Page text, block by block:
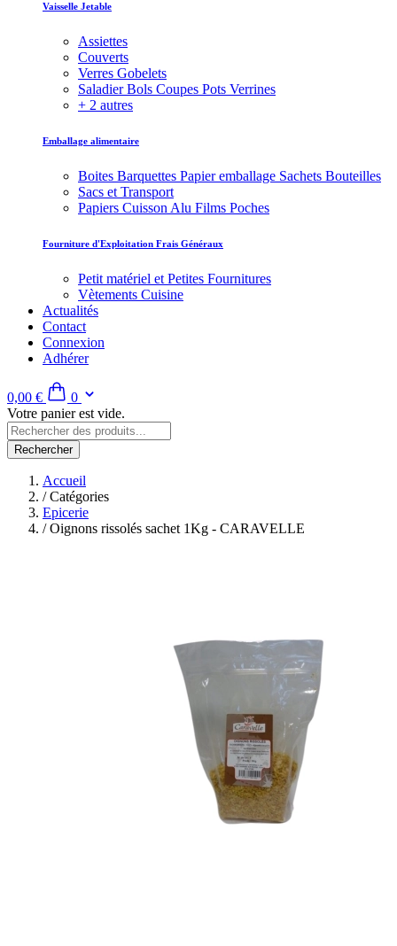
Vaisselle Jetable
Assiettes
Couverts
Verres Gobelets
Saladier Bols Coupes Pots Verrines
+ 2 autres
Emballage alimentaire
Boites Barquettes Papier emballage Sachets Bouteilles
Sacs et Transport
Papiers Cuisson Alu Films Poches
Fourniture d'Exploitation Frais Généraux
Petit matériel et Petites Fournitures
Vètements Cuisine
Actualités
Contact
Connexion
Adhérer
0,00 €
0
Votre panier est vide.
Rechercher
Accueil
/Catégories
Epicerie
/Oignons rissolés sachet 1Kg - CARAVELLE